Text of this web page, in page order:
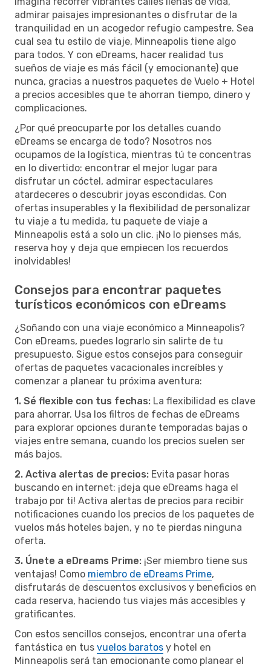
admirar paisajes impresionantes o disfrutar de la
tranquilidad en un acogedor refugio campestre. Sea
cual sea tu estilo de viaje, Minneapolis tiene algo
para todos. Y con eDreams, hacer realidad tus
sueños de viaje es más fácil (y emocionante) que
nunca, gracias a nuestros paquetes de Vuelo + Hotel
a precios accesibles que te ahorran tiempo, dinero y
complicaciones.
¿Por qué preocuparte por los detalles cuando
eDreams se encarga de todo? Nosotros nos
ocupamos de la logística, mientras tú te concentras
en lo divertido: encontrar el mejor lugar para
disfrutar un cóctel, admirar espectaculares
atardeceres o descubrir joyas escondidas. Con
ofertas insuperables y la flexibilidad de personalizar
tu viaje a tu medida, tu paquete de viaje a
Minneapolis está a solo un clic. ¡No lo pienses más,
reserva hoy y deja que empiecen los recuerdos
inolvidables!
Consejos para encontrar paquetes
turísticos económicos con eDreams
¿Soñando con una viaje económico a Minneapolis?
Con eDreams, puedes lograrlo sin salirte de tu
presupuesto. Sigue estos consejos para conseguir
ofertas de paquetes vacacionales increíbles y
comenzar a planear tu próxima aventura:
1. Sé flexible con tus fechas: La flexibilidad es clave
para ahorrar. Usa los filtros de fechas de eDreams
para explorar opciones durante temporadas bajas o
viajes entre semana, cuando los precios suelen ser
más bajos.
2. Activa alertas de precios: Evita pasar horas
buscando en internet: ¡deja que eDreams haga el
trabajo por ti! Activa alertas de precios para recibir
notificaciones cuando los precios de los paquetes de
vuelos más hoteles bajen, y no te pierdas ninguna
oferta.
3. Únete a eDreams Prime: ¡Ser miembro tiene sus
ventajas! Como miembro de eDreams Prime,
disfrutarás de descuentos exclusivos y beneficios en
cada reserva, haciendo tus viajes más accesibles y
gratificantes.
Con estos sencillos consejos, encontrar una oferta
fantástica en tus vuelos baratos y hotel en
Minneapolis será tan emocionante como planear el